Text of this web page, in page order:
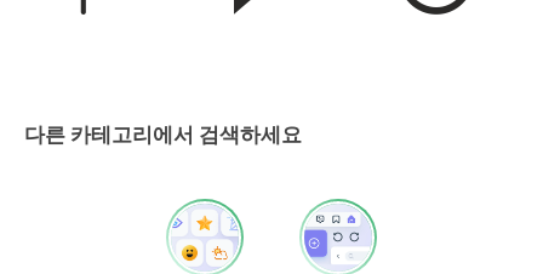
다른 카테고리에서 검색하세요